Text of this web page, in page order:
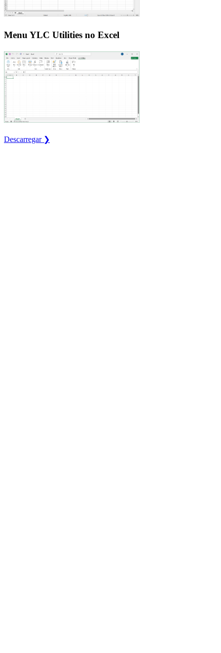
Menu YLC Utilities no Excel
Descarregar ❯